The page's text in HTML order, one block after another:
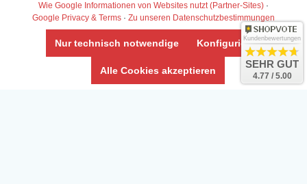
Daten­schutz­erklärung
Widerrufs­recht /Widerrufs­formular
Wie Google Informationen von Websites nutzt (Partner-Sites) ·
Google Privacy & Terms · Zu unseren Datenschutzbestimmungen
Nur technisch notwendige Konfigurieren
Alle Cookies akzeptieren
Kundenbewertungen
SEHR GUT
4.77 / 5.00